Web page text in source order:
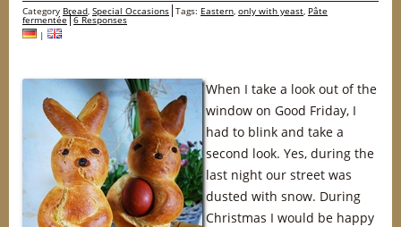
Category Bread, Special Occasions Tags: Eastern, only with yeast, Pâte
fermentée 6 Responses
|
When I take a look out of the
window on Good Friday, I
had to blink and take a
second look. Yes, during the
last night our street was
dusted with snow. During
Christmas I would be happy